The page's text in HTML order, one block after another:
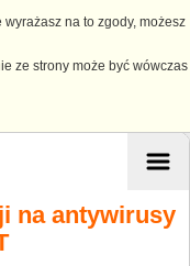
na antywirusy
na to zgody, możesz
ze strony może być wówczas